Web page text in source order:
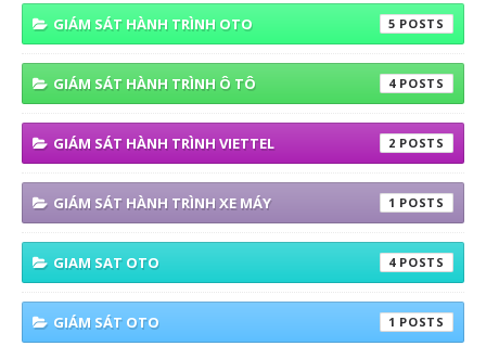
GIÁM SÁT HÀNH TRÌNH OTO 5
GIÁM SÁT HÀNH TRÌNH Ô TÔ 4
GIÁM SÁT HÀNH TRÌNH VIETTEL 2
GIÁM SÁT HÀNH TRÌNH XE MÁY 1
GIAM SAT OTO 4
GIÁM SÁT OTO 1